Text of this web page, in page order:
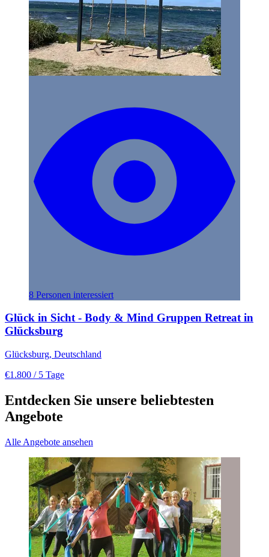
8 Personen interessiert
Glück in Sicht - Body & Mind Gruppen Retreat in
Glücksburg
Glücksburg, Deutschland
€1.800 / 5 Tage
Entdecken Sie unsere beliebtesten
Angebote
Alle Angebote ansehen